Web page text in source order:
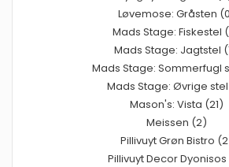
Løvemose: Gråsten
Mads Stage: Fiskestel
Mads Stage: Jagtstel
Mads Stage: Sommerfugl
Mads Stage: Øvrige
Mason's: Vista (21)
Meissen (2)
Pillivuyt Grøn Bistro
Pillivuyt Decor